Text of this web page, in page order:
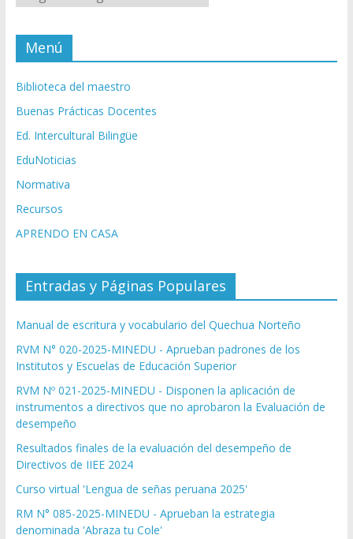
Menú
Biblioteca del maestro
Buenas Prácticas Docentes
Ed. Intercultural Bilingüe
EduNoticias
Normativa
Recursos
APRENDO EN CASA
Entradas y Páginas Populares
Manual de escritura y vocabulario del Quechua Norteño
RVM N° 020-2025-MINEDU - Aprueban padrones de los
Institutos y Escuelas de Educación Superior
RVM Nº 021-2025-MINEDU - Disponen la aplicación de
instrumentos a directivos que no aprobaron la Evaluación de
desempeño
Resultados finales de la evaluación del desempeño de
Directivos de IIEE 2024
Curso virtual 'Lengua de señas peruana 2025'
RM N° 085-2025-MINEDU - Aprueban la estrategia
denominada 'Abraza tu Cole'